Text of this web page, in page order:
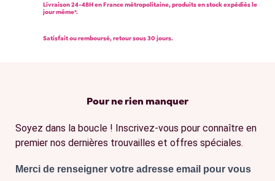
Livraison 24-48H en France métropolitaine, produits en stock expédiés le
jour même*.
Satisfait ou remboursé, retour sous 30 jours.
Pour ne rien manquer
Soyez dans la boucle ! Inscrivez-vous pour connaître en
premier nos dernières trouvailles et offres spéciales.
Merci de renseigner votre adresse email pour vous